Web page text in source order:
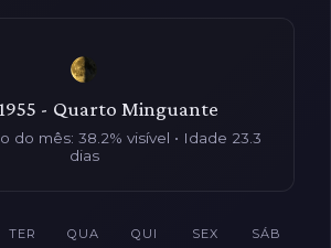
- Quarto Minguante
do mês: 38.2% visível • Idade 23.3
dias
TER QUA QUI SEX SÁB